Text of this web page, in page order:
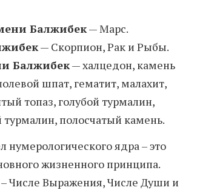
Балжибек— Марс.
— Скорпион, Рак и Рыбы.
Балжибек— халцедон, камень
шпат, гематит, малахит,
топаз, голубой турмалин,
полосчатый камень.
нумерологического ядра – это
жизненного принципа.
Числе Выражения, Числе Души и